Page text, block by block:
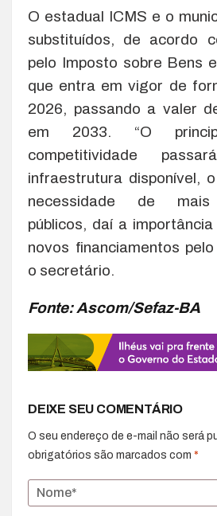
O estadual ICMS e o
substituídos, de acordo
pelo Imposto sobre Bens
que entra em vigor de
2026, passando a valer
em 2033. “O
competitividade
infraestrutura disponível,
necessidade de mais
públicos, daí a
novos financiamentos
o secretário.
Fonte: Ascom/Sefaz-BA
DEIXE SEU COMENTÁRIO
O seu endereço de e-mail não será
obrigatórios são marcados com *